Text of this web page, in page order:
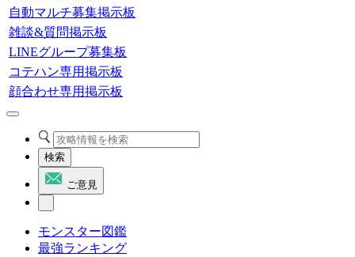
自動マルチ募集掲示板
雑談&質問掲示板
LINEグループ募集板
コテハン専用掲示板
顔合わせ専用掲示板
検索
ご意見
モンスター図鑑
最強ランキング